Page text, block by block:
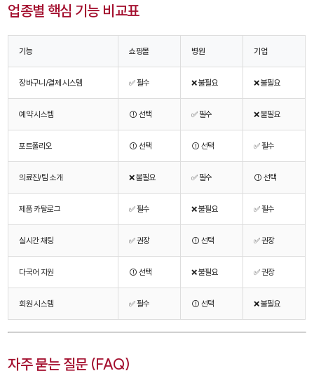
업종별 핵심 기능 비교표
기능 쇼핑몰 병원 기업
장바구니/결제 시스템 ✅ 필수 ❌ 불필요 ❌ 불필요
예약 시스템 ⚠️ 선택 ✅ 필수 ❌ 불필요
포트폴리오 ⚠️ 선택 ⚠️ 선택 ✅ 필수
의료진/팀 소개 ❌ 불필요 ✅ 필수 ⚠️ 선택
제품 카탈로그 ✅ 필수 ❌ 불필요 ✅ 필수
실시간 채팅 ✅ 권장 ⚠️ 선택 ✅ 권장
다국어 지원 ⚠️ 선택 ❌ 불필요 ✅ 권장
회원 시스템 ✅ 필수 ⚠️ 선택 ❌ 불필요
자주 묻는 질문 (FAQ)